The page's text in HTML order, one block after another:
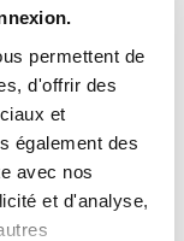
permettent de
d'offrir des
et
également des
avec nos
et d'analyse,